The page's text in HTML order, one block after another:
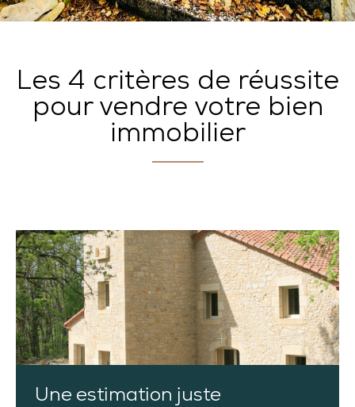
Les 4 critères de réussite
pour vendre votre bien
immobilier
Une estimation juste